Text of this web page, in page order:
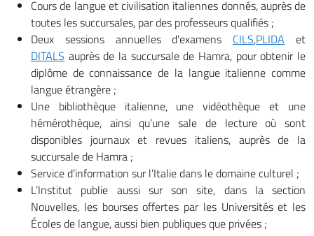
Cours de langue et civilisation italiennes donnés, auprès de
toutes les succursales, par des professeurs qualifiés ;
Deux sessions annuelles d’examens CILS,PLIDA et
DITALS auprès de la succursale de Hamra, pour obtenir le
diplôme de connaissance de la langue italienne comme
langue étrangère ;
Une bibliothèque italienne, une vidéothèque et une
hémérothèque, ainsi qu’une sale de lecture où sont
disponibles journaux et revues italiens, auprès de la
succursale de Hamra ;
Service d’information sur l’Italie dans le domaine culturel ;
L’Institut publie aussi sur son site, dans la section
Nouvelles, les bourses offertes par les Universités et les
Écoles de langue, aussi bien publiques que privées ;